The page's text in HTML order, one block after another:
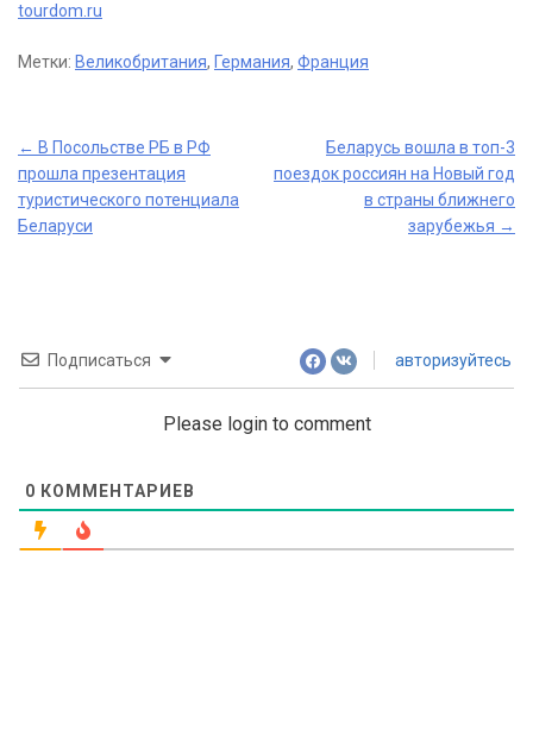
tourdom.ru
Метки: Великобритания, Германия, Франция
Post
navigation
← В Посольстве РБ в РФ
прошла презентация
туристического потенциала
Беларуси
Беларусь вошла в топ-3
поездок россиян на Новый год
в страны ближнего
зарубежья →
Подписаться авторизуйтесь
Please login to comment
0 КОММЕНТАРИЕВ